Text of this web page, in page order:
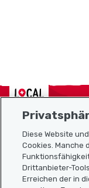
Localcities
Sitemap
Nützliche Links
Diese Website
Cookies. Manche
Drittanbieter-
Erreichen der in